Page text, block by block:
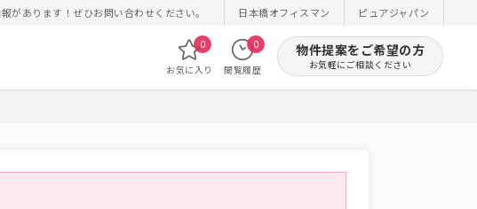
があります！ぜひお問い合わせください。 日本橋オフィスマン ピュアジャパン
お気に入り
0
閲覧履歴
0 物件提案をご希望の方
お気軽にご相談ください